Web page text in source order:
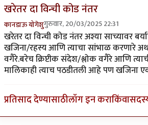
खरेतर दा विन्ची कोड नंतर
कानडाऊ योगेशुगुरुवार, 20/03/2025 22:31
खरेतर दा विन्ची कोड नंतर अश्या साच्यावर
खजिना/रहस्य आणि त्याचा सांभाळ करणारे
वगैरे.बरेच क्रिप्टीक संदेश/श्लोक वगैरे आणि
मालिकाही त्याच पठडीतली आहे पण खजिना
प्रतिसाद देण्यासाठीलॉग इन कराकिंवा